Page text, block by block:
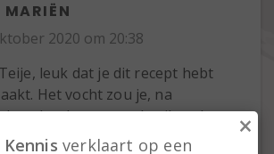
MARIËN
2020 om 20:38
leuk dat je dit recept hebt
Het vocht zou je, na
her kunnen gebruiken. Je
de wortels niet in 1 keer op te
verklaart op een
×